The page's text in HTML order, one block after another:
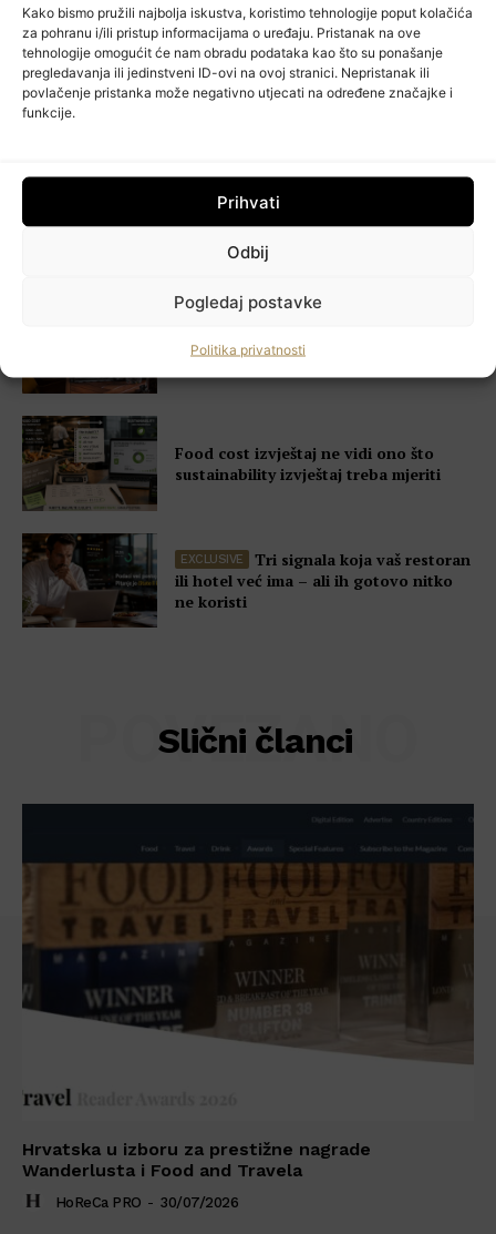
HoReCa PRO
Učlanite se
Moj račun
Politika privatnosti
Kako bismo pružili najbolja iskustva, koristimo tehnologije poput kolačića
za pohranu i/ili pristup informacijama o uređaju. Pristanak na ove
tehnologije omogućit će nam obradu podataka kao što su ponašanje
pregledavanja ili jedinstveni ID-ovi na ovoj stranici. Nepristanak ili
povlačenje pristanka može negativno utjecati na određene značajke i
funkcije.
Prihvati
Odbij
Pogledaj postavke
Politika privatnosti
Švicarski Travelnode akvizirao
JRE-Hrvatska i Turistička zajednica
destinacije
cijena vina inspiriran mediteranskom
Food cost izvještaj ne vidi ono što
sustainability izvještaj treba mjeriti
Tri signala koja vaš restoran
ili hotel već ima – ali ih gotovo nitko
ne koristi
Slični članci
POVEZANO
Hrvatska u izboru za prestižne nagrade
Wanderlusta i Food and Travela
HoReCa PRO - 30/07/2026